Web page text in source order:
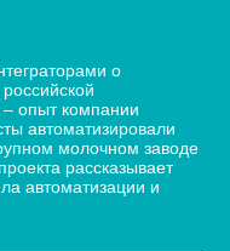
о
опыт компании
автоматизировали
молочном заводе
рассказывает
автоматизации и